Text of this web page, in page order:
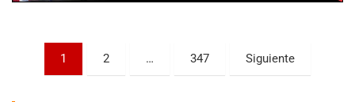
Paginación
1 2 … 347 Siguiente
Villaguay (Entre Ríos)